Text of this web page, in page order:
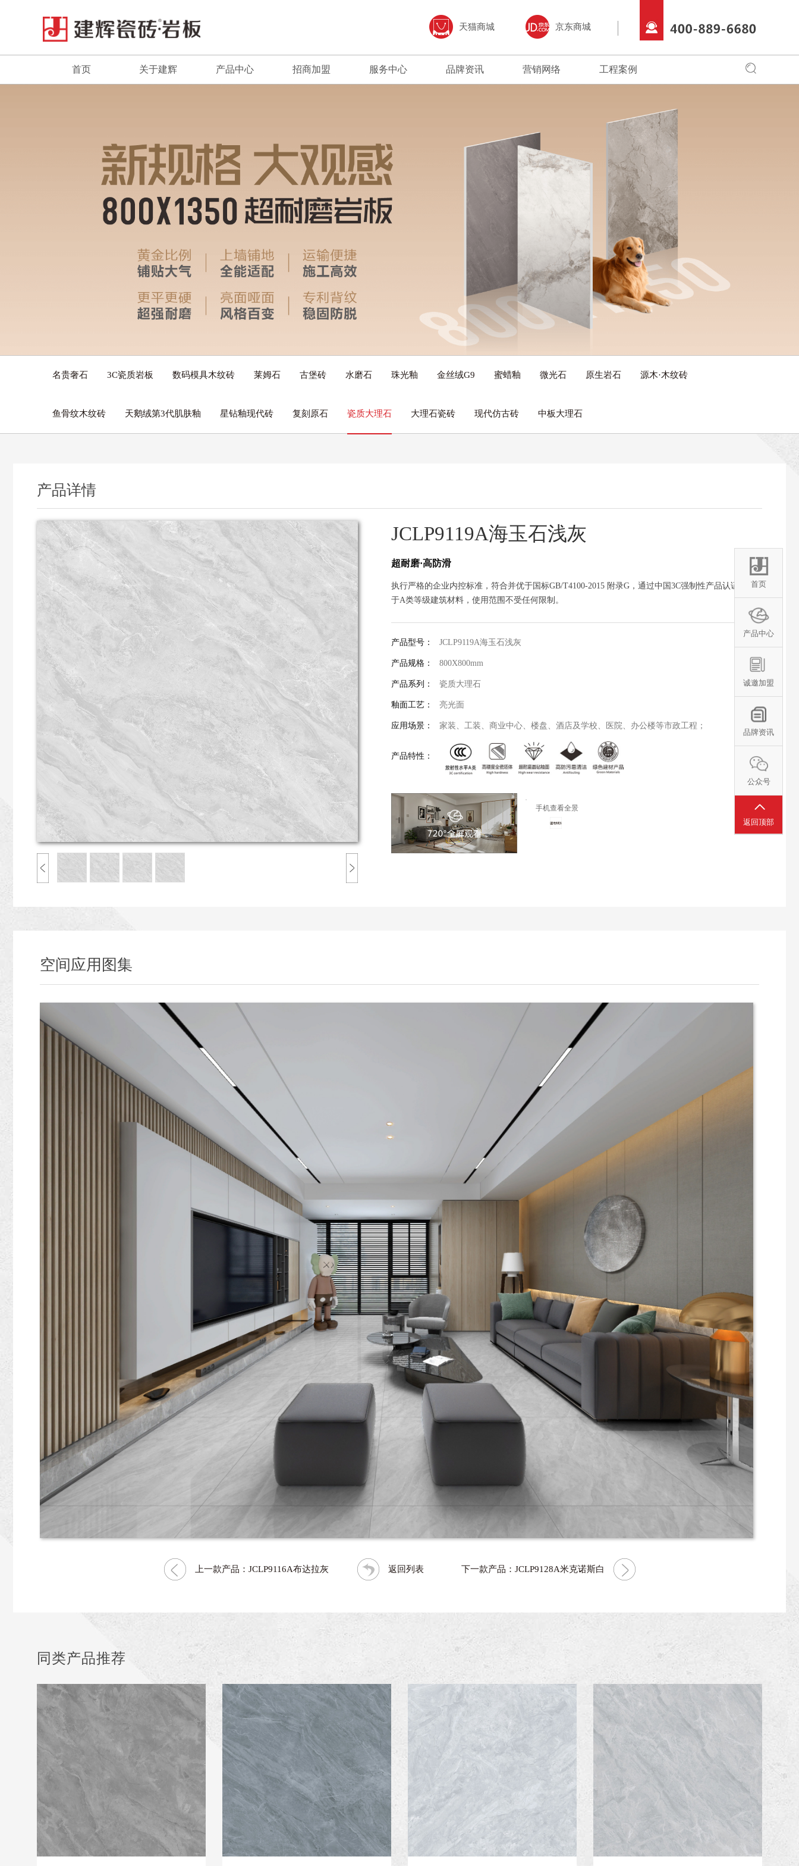
天猫商城 京东商城
首页 关于建辉
企业文化
品牌荣誉
联系我们
打造陶瓷行业创新企业；坚持“以顾客为中
营方针。
产品中心
畅销产品
产品覆盖各种规格的高档岩板、大板、大理石
品种。
招商加盟
合作流程
以市场为导向，以科技求发展，始终把创新驱
动和绿色发展作为企业赢得未来的核心战略。
服务中心
经销商专区
建辉的经销商朋友，可以通过服务中心，直接
下载建辉品牌物料文化，更多服务，请拨打
400 889 6680。
品牌资讯
建辉借助于互联网特性来实现一定营销目标，
品牌资讯在整个品牌传播过程中起着举足轻重
的作用。
营销网络
全面实现品牌化经营，在全国建立起多家
店。
工程案例
全国工程
首页
产品中心
诚邀加盟
品牌资讯
公众号
返回顶部
名贵奢石 3C瓷质岩板 数码模具木纹砖 莱姆石 古堡砖 水磨石 珠光釉 金丝绒G9 蜜蜡釉 微光石 原生岩石 源木·木纹砖
鱼骨纹木纹砖 天鹅绒第3代肌肤釉 星钻釉现代砖 复刻原石 瓷质大理石 大理石瓷砖 现代仿古砖 中板大理石
产品详情
JCLP9119A海玉石浅灰
超耐磨·高防滑
执行严格的企业内控标准，符合并优于国标GB/T4100-2015 附录G，通过中国3C强制性产品认证，属
于A类等级建筑材料，使用范围不受任何限制。
产品型号： JCLP9119A海玉石浅灰
产品规格： 800X800mm
产品系列： 瓷质大理石
釉面工艺： 亮光面
应用场景： 家装、工装、商业中心、楼盘、酒店及学校、医院、办公楼等市政工程；
产品特性：
手机查看全景
空间应用图集
上一款产品：JCLP9116A布达拉灰 返回列表 下一款产品：JCLP9128A米克诺斯白
同类产品推荐